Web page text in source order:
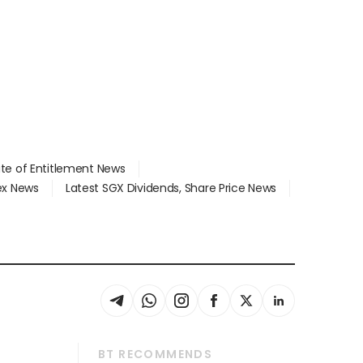
of Entitlement News
News
Latest SGX Dividends, Share Price News
BT RECOMMENDS